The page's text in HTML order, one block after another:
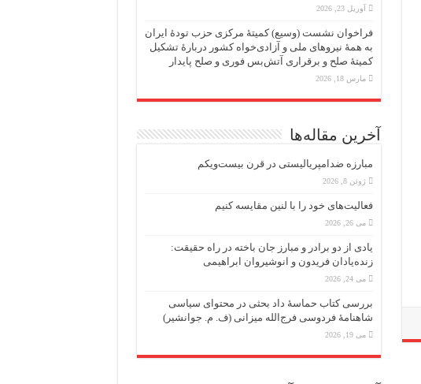
آوریل 23, 2026
فراخوان نشست (وسیع)‌ کمیتهٔ‌ مرکزی حزب تودهٔ ایران
به همهٔ نیروهای ملی و آزادی‌خواه کشور دربارهٔ تشکیل
کمیتهٔ صلح و برقراری آتش‌بس فوری و صلح پایدار
مارس 18, 2026
آخرین مقاله‌ها
مبارزه ضد‌امپریالیستی در قرن بیست‌ویکم
ژوئن 8, 2026
فعالیت‌های خود را با لنین مقایسه کنیم
می 26, 2026
یادی از دو برادر و مبارز جان باخته در راه حقیقت:
زنده‌یادان فریدون و انوشیروان ابراهیمی
می 24, 2026
بررسی کتاب حماسۀ داد بحثی در محتوای سیاسی
شاهنامۀ فردوسی فرج‌الله میزانی (ف. م. جوانشیر)
می 19, 2026